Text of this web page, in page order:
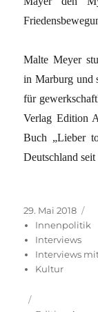
Malte Meyer
in Marburg und
für
Verlag Edition
Buch „Lieber
Deutschland
Veröffentlicht
am
29. Mai 2018
Innenpolitik
Interviews
Interviews
Kultur